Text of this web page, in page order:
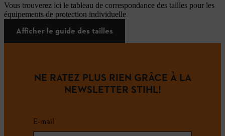
Vous trouverez ici le tableau de correspondance des tailles pour les
équipements de protection individuelle
Afficher le guide des tailles
NE RATEZ PLUS RIEN GRÂCE À LA
NEWSLETTER STIHL!
E-mail